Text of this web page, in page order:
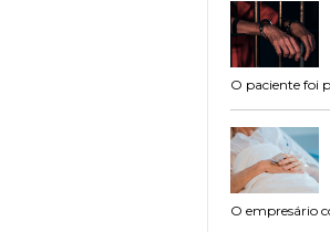
O paciente foi
O empresário